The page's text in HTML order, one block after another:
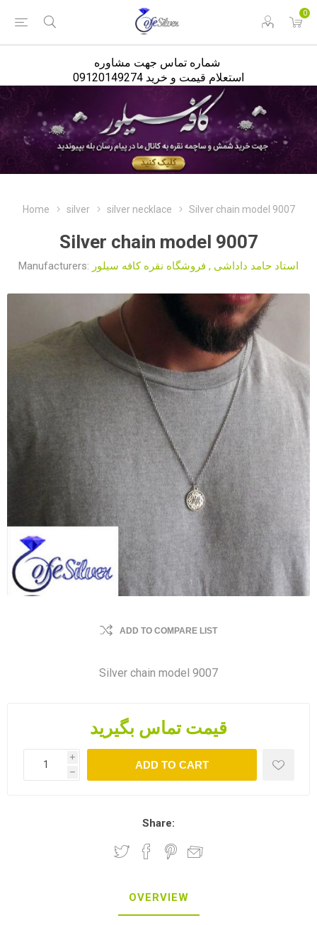
0
استعلام قیمت و خرید 09120149274
Home silver silver necklace Silver chain model 9007
Silver chain model 9007
Manufacturers: استاد حامد داداشی , فروشگاه نقره کافه سیلور
ADD TO COMPARE LIST
Silver chain model 9007
قیمت تماس بگیرید
i
h
ADD TO CART
Share:
OVERVIEW